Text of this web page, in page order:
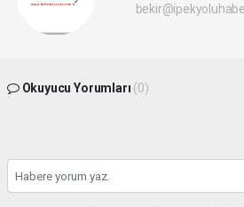
Okuyucu Yorumları (0)